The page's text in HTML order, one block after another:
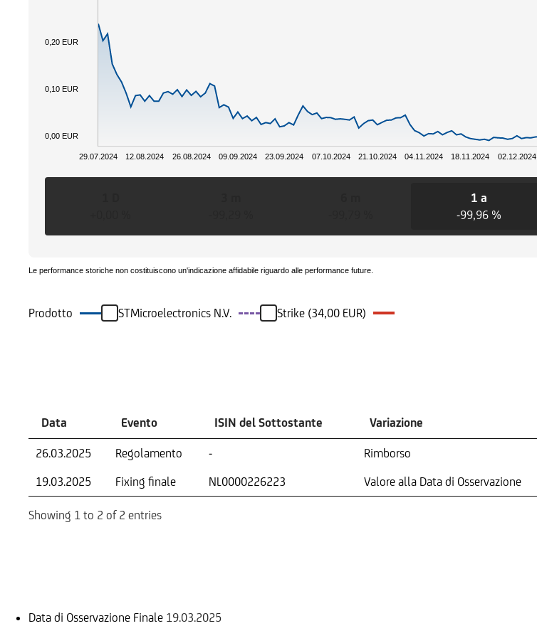
29.07.2024 12.08.2024 26.08.2024 09.09.2024 23.09.2024 07.10.2024 21.10.2024 04.11.2024 18.11.2024 02.12.2024
0,00 EUR
0,10 EUR
0,20 EUR
1 a
-99,96 %
Le performance storiche non costituiscono un'indicazione affidabile riguardo alle performance future.
Prodotto STMicroelectronics N.V. Strike (34,00 EUR)
Data Evento ISIN del Sottostante Variazione
26.03.2025 Regolamento - Rimborso
19.03.2025
Fixing finale NL0000226223 Valore alla Data di Osservazione
Showing 1 to 2 of 2 entries
Data di Osservazione Finale 19.03.2025